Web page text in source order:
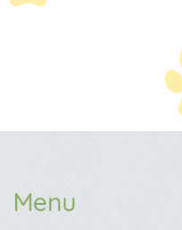
Menu